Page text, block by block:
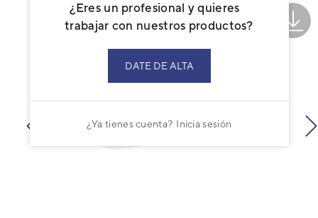
¿Eres un profesional y quieres
trabajar con nuestros productos?
DATE DE ALTA
¿Ya tienes cuenta? Inicia sesión